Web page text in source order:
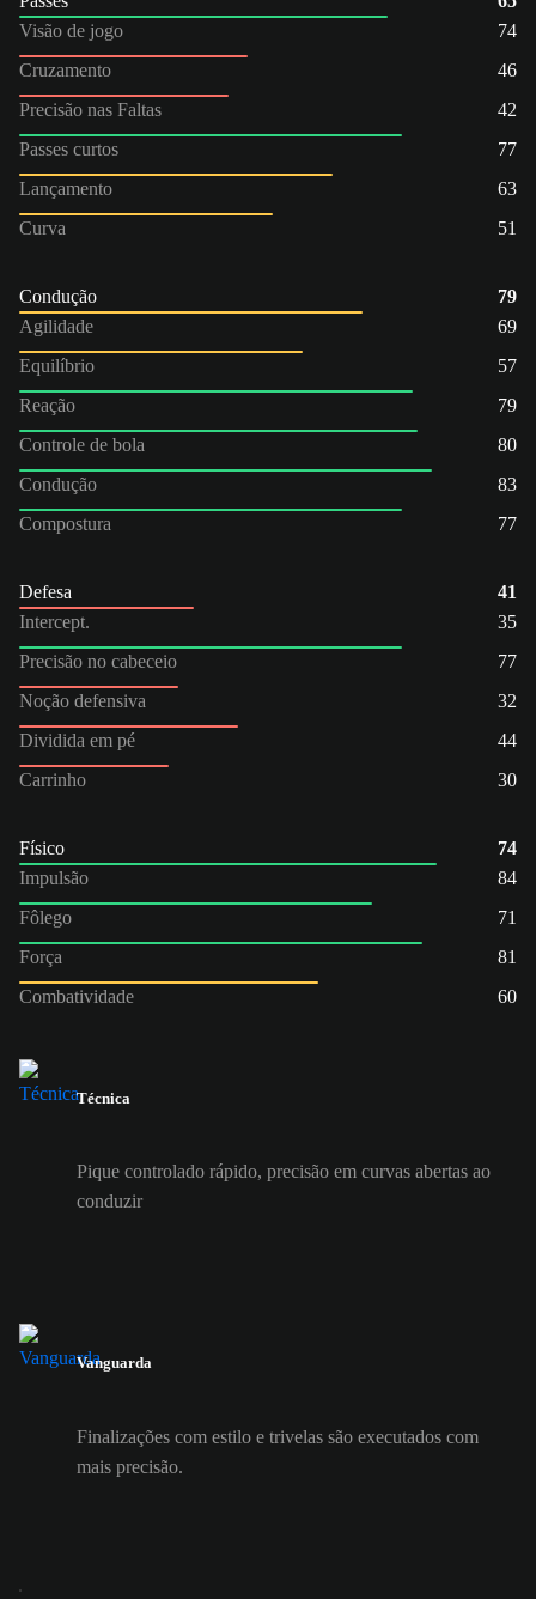
Visão de jogo
74
Cruzamento
46
Precisão nas Faltas
42
Passes curtos
77
Lançamento
63
Curva
51
Condução
79
Agilidade
69
Equilíbrio
57
Reação
79
Controle de bola
80
Condução
83
Compostura
77
Defesa
41
Intercept.
35
Precisão no cabeceio
77
Noção defensiva
32
Dividida em pé
44
Carrinho
30
Físico
74
Impulsão
84
Fôlego
71
Força
81
Combatividade
60
Técnica
Pique controlado rápido, precisão em curvas abertas ao
conduzir
Vanguarda
Finalizações com estilo e trivelas são executados com
mais precisão.